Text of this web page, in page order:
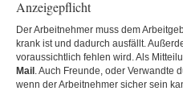
Anzeigepflicht
Der Arbeitnehmer muss dem
krank ist und dadurch ausfällt.
voraussichtlich fehlen wird. Als
Mail . Auch Freunde, oder Verwandte
wenn der Arbeitnehmer sicher sein